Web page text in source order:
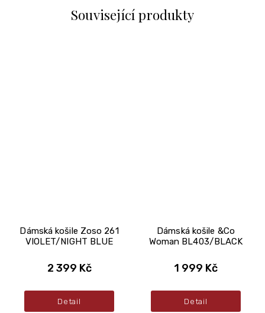
Související produkty
Dámská košile Zoso 261
VIOLET/NIGHT BLUE
2 399 Kč
Detail
Dámská košile &Co
Woman BL403/BLACK
1 999 Kč
Detail